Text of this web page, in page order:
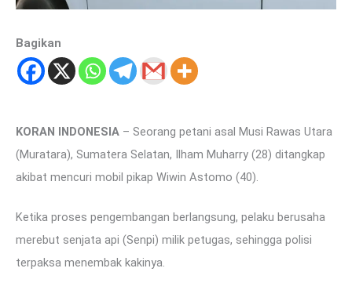
Bagikan
KORAN INDONESIA – Seorang petani asal Musi Rawas Utara
(Muratara), Sumatera Selatan, Ilham Muharry (28) ditangkap
akibat mencuri mobil pikap Wiwin Astomo (40).
Ketika proses pengembangan berlangsung, pelaku berusaha
merebut senjata api (Senpi) milik petugas, sehingga polisi
terpaksa menembak kakinya.